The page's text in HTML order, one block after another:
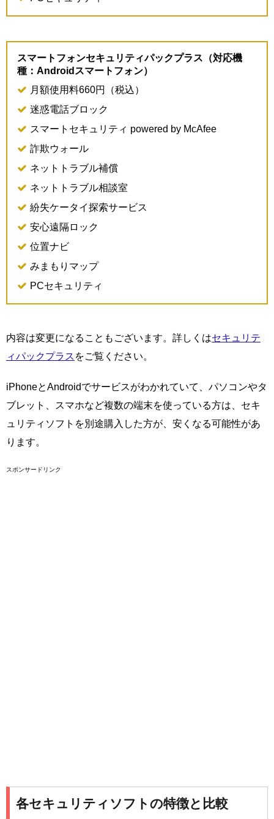
スマートフォンセキュリティパックプラス（対応機
種：Androidスマートフォン）
月額使用料660円（税込）
迷惑電話ブロック
スマートセキュリティ powered by McAfee
詐欺ウォール
ネットトラブル補償
ネットトラブル相談室
紛失ケータイ探索サービス
安心遠隔ロック
位置ナビ
みまもりマップ
PCセキュリティ
内容は変更になることもございます。詳しくはセキュリテ
ィパックプラス をご覧ください。
iPhoneとAndroidでサービスがわかれていて、パソコンやタ
ブレット、スマホなど複数の端末を使っている方は、セキ
ュリティソフトを別途購入した方が、安くなる可能性があ
ります。
スポンサードリンク
各セキュリティソフトの特徴と比較